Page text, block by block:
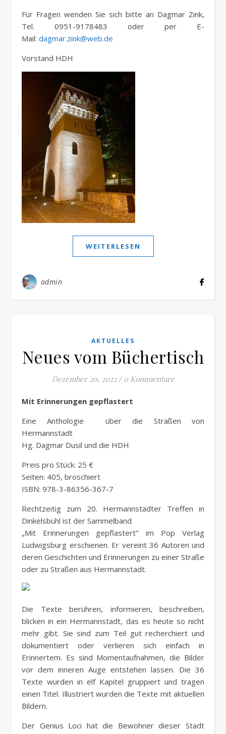
Für Fragen wenden Sie sich bitte an Dagmar Zink,
Tel. 0951-9178483 oder per E-
Mail: dagmar.zink@web.de
Vorstand HDH
WEITERLESEN
admin
AKTUELLES
Neues vom Büchertisch
Dezember 20, 2022 / 0 Kommentare
Mit Erinnerungen gepflastert
Eine Anthologie über die Straßen von
Hermannstadt
Hg. Dagmar Dusil und die HDH
Preis pro Stück: 25 €
Seiten: 405, broschiert
ISBN: 978-3-86356-367-7
Rechtzeitig zum 20. Hermannstädter Treffen in
Dinkelsbühl ist der Sammelband
„Mit Erinnerungen gepflastert“ im Pop Verlag
Ludwigsburg erschienen. Er vereint 36 Autoren und
deren Geschichten und Erinnerungen zu einer Straße
oder zu Straßen aus Hermannstadt.
Die Texte berühren, informieren, beschreiben,
blicken in ein Hermannstadt, das es heute so nicht
mehr gibt. Sie sind zum Teil gut recherchiert und
dokumentiert oder verlieren sich einfach in
Erinnertem. Es sind Momentaufnahmen, die Bilder
vor dem inneren Auge entstehen lassen. Die 36
Texte wurden in elf Kapitel gruppiert und tragen
einen Titel. Illustriert wurden die Texte mit aktuellen
Bildern.
Der Genius Loci hat die Bewohner dieser Stadt